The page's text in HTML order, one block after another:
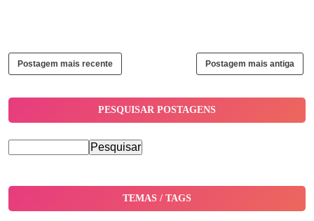
Postagem mais recente Postagem mais antiga
PESQUISAR POSTAGENS
TEMAS / TAGS